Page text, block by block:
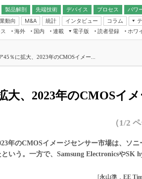
製品解剖
先端技術
デバイス
プロセス パワ
無線
動向 M&A 統計 インタビュー コラム
フィジカルAI
読者調査（EE Times Research）
電源設計（EDN Japan）
エレクトロニクス入門（EDN
海外 国内
連載
信
プ
てみよう
電子版
ット
読者登録 ホワ
45％に拡大、2023年のCMOSイメー...
大、2023年のCMOSイ
（1/2
年のCMOSイメージセンサー市場は、ソニ
いう。一方で、Samsung ElectronicsやSK
[永山準 ， EE